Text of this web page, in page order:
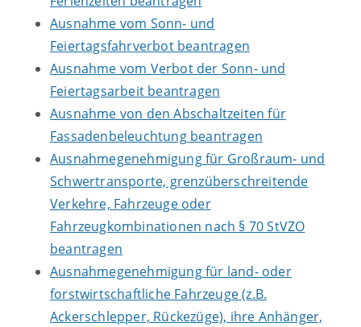
Ausnahme vom Sonn- und
Feiertagsfahrverbot beantragen
Ausnahme vom Verbot der Sonn- und
Feiertagsarbeit beantragen
Ausnahme von den Abschaltzeiten für
Fassadenbeleuchtung beantragen
Ausnahmegenehmigung für Großraum- und
Schwertransporte, grenzüberschreitende
Verkehre, Fahrzeuge oder
Fahrzeugkombinationen nach § 70 StVZO
beantragen
Ausnahmegenehmigung für land- oder
forstwirtschaftliche Fahrzeuge (z.B.
Ackerschlepper, Rückezüge), ihre Anhänger,